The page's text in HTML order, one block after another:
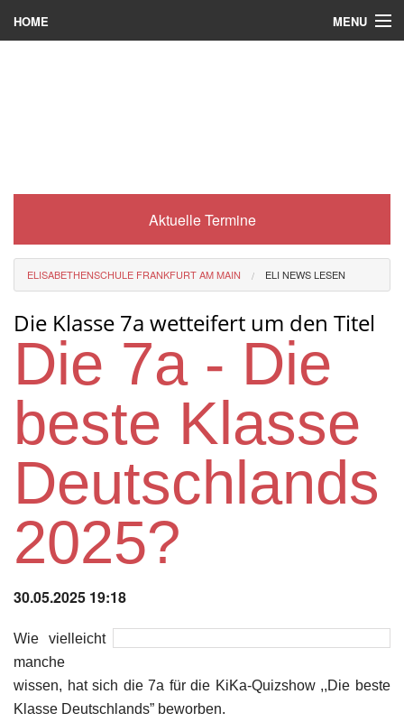
HOME MENU
Eli-Portal
Berufsorientierung
Förderverein
Instagram
Aktuelle Termine
ELISABETHENSCHULE FRANKFURT AM MAIN ELI NEWS LESEN
Die Klasse 7a wetteifert um den Titel
Die 7a - Die
beste Klasse
Deutschlands
2025?
30.05.2025 19:18
Wie vielleicht
manche
wissen, hat sich die 7a für die KiKa-Quizshow ,,Die beste
Klasse Deutschlands” beworben.